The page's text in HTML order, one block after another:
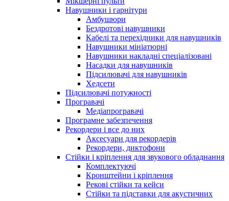
Навушники і гарнітури
Амбушюри
Бездротові навушники
Кабелі та перехідники для навушників
Навушники мініатюрні
Навушники накладні спеціалізовані
Насадки для навушників
Підсилювачі для навушників
Хедсети
Підсилювачі потужності
Програвачі
Медіапрогравачі
Програмне забезпечення
Рекордери і все до них
Аксесуари для рекордерів
Рекордери, диктофони
Стійки і кріплення для звукового обладнання
Комплектуючі
Кронштейни і кріплення
Рекові стійки та кейси
Стійки та підставки для акустичних